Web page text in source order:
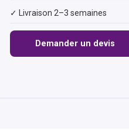
✓ Livraison 2–3 semaines
Demander un devis